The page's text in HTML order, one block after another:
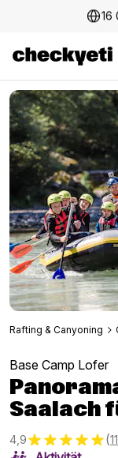
2
Rafting & Canyoning
Base Camp Lofer
Saalach
4,9 (